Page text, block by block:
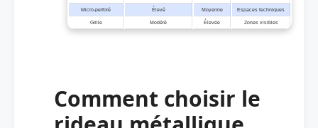
Micro-perforé Élevé Moyenne Espaces techniques
Grille Modéré Élevée Zones visibles
Comment choisir le